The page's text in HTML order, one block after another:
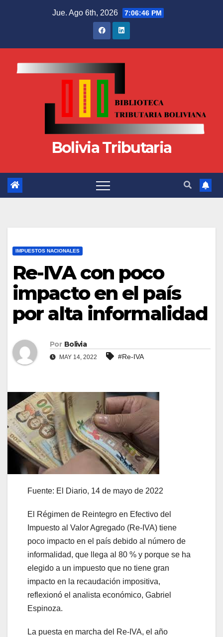
Jue. Ago 6th, 2026 7:06:46 PM
Bolivia Tributaria
IMPUESTOS NACIONALES
Re-IVA con poco
impacto en el país
por alta informalidad
Por Bolivia
MAY 14, 2022 #Re-IVA
Fuente: El Diario, 14 de mayo de 2022
El Régimen de Reintegro en Efectivo del
Impuesto al Valor Agregado (Re-IVA) tiene
poco impacto en el país debido al número de
informalidad, que llega al 80 % y porque se ha
elegido a un impuesto que no tiene gran
impacto en la recaudación impositiva,
reflexionó el analista económico, Gabriel
Espinoza.
La puesta en marcha del Re-IVA, el año